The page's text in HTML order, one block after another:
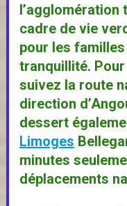
l’agglomération
cadre de vie
pour les
tranquillité.
suivez la route
direction
dessert
Limoges
minutes
déplacements